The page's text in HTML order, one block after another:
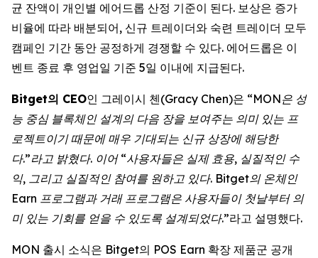
균 잔액이 개인별 에어드롭 산정 기준이 된다. 보상은 증가
비율에 따라 배분되어, 신규 트레이더와 숙련 트레이더 모두
캠페인 기간 동안 공정하게 경쟁할 수 있다. 에어드롭은 이
벤트 종료 후 영업일 기준 5일 이내에 지급된다.
Bitget의 CEO인 그레이시 첸(Gracy Chen)은 “MON은 성
능 중심 블록체인 설계의 다음 장을 보여주는 의미 있는 프
로젝트이기 때문에 매우 기대되는 신규 상장에 해당한
다.”라고 밝혔다. 이어 “사용자들은 실제 효용, 실질적인 수
익, 그리고 실질적인 참여를 원하고 있다. Bitget의 온체인
Earn 프로그램과 거래 프로그램은 사용자들이 첫날부터 의
미 있는 기회를 얻을 수 있도록 설계되었다.”라고 설명했다.
MON 출시 소식은 Bitget의 POS Earn 확장 제품군 공개